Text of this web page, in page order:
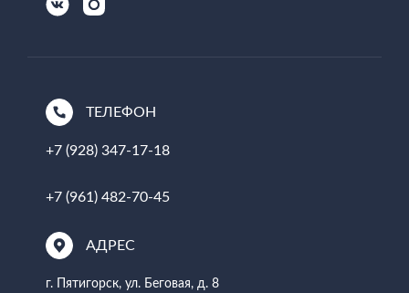
ТЕЛЕФОН
+7 (928) 347-17-18
+7 (961) 482-70-45
АДРЕС
г. Пятигорск, ул. Беговая, д. 8